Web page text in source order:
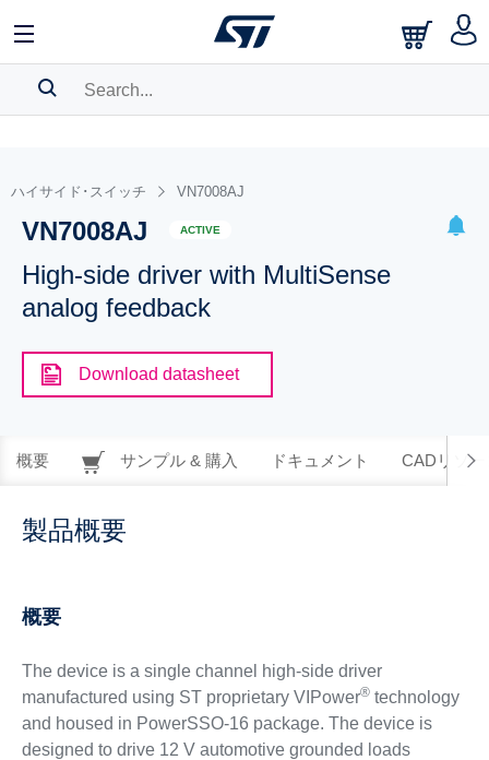
BOOKMARK
Pleaselog into show your saved searches.
ハイサイド･スイッチ VN7008AJ
VN7008AJ ACTIVE
High-side driver with MultiSense
analog feedback
Download datasheet
概要 サンプル & 購入 ドキュメント CADリソー
製品概要
概要
The device is a single channel high-side driver
manufactured using ST proprietary VIPower®technology
and housed in PowerSSO-16 package. The device is
designed to drive 12 V automotive grounded loads